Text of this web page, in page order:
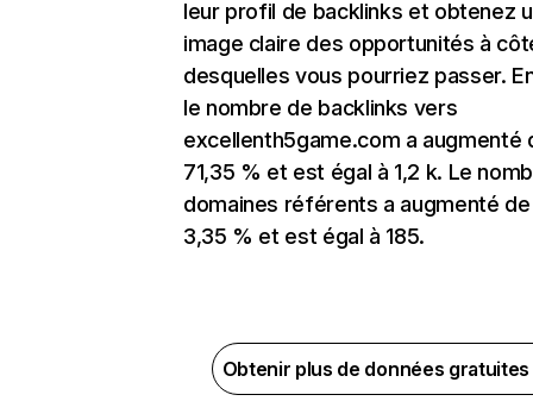
leur profil de backlinks et obtenez
image claire des opportunités à
desquelles vous pourriez passer.
le nombre de backlinks vers
excellenth5game.com a augmenté
71,35 % et est égal à 1,2 k. Le
domaines référents a augmenté de
3,35 % et est égal à 185.
Obtenir plus de données